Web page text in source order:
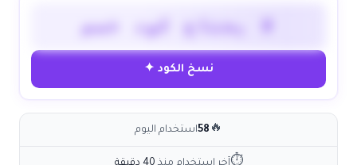
لا يحتاج كود خصم
نسخ الكود ✦
🔥
58استخدام اليوم